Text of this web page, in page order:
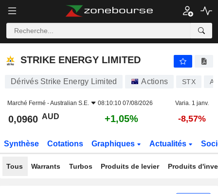
STRIKE ENERGY LIMITED
STRIKE ENERGY LIMITED
Dérivés Strike Energy Limited Actions STX
Marché Fermé -Australian S.E. 08:10:10 07/08/2026 Varia. 1 janv.
0,0960 AUD +1,05% -8,57%
Synthèse Cotations Graphiques Actualités
Tous Warrants Turbos Produits de levier Produits